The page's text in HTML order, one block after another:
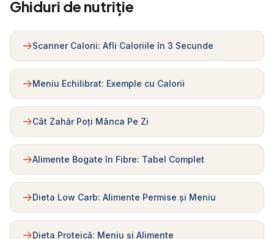
Ghiduri de nutriție
Scanner Calorii: Afli Caloriile în 3 Secunde
Meniu Echilibrat: Exemple cu Calorii
Cât Zahăr Poți Mânca Pe Zi
Alimente Bogate în Fibre: Tabel Complet
Dieta Low Carb: Alimente Permise și Meniu
Dieta Proteică: Meniu și Alimente